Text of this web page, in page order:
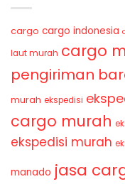
cargo cargo indonesia
laut murah cargo
pengiriman
murah ekspedisi
cargo murah
ekspedisi murah
manado jasa